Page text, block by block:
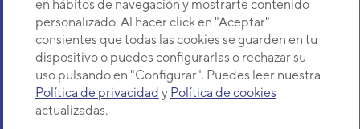
en hábitos de navegación y mostrarte contenido
personalizado. Al hacer click en "Aceptar"
consientes que todas las cookies se guarden en tu
dispositivo o puedes configurarlas o rechazar su
uso pulsando en "Configurar". Puedes leer nuestra
Política de privacidad y Política de cookies
actualizadas.
UNIDAD EXTERIOR VRF
FUJITSU MICRO AIRSTAGE J-
IV AJY054LBLBH
Código:3IVF1113-Ref. fabricante:
AJY054LBLBH
VER DETALLE
Selecciona provincia